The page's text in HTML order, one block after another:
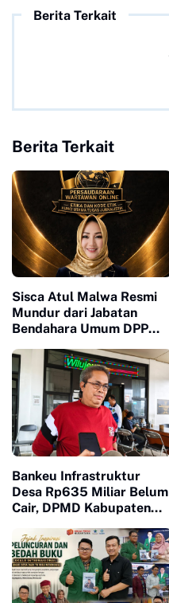
Berita Terkait
Berita Terkait
Sisca Atul Malwa Resmi
Mundur dari Jabatan
Bendahara Umum DPP
Bankeu Infrastruktur
Desa Rp635 Miliar Belum
Cair, DPMD Kabupaten
Segera Ajukan
Permohonan